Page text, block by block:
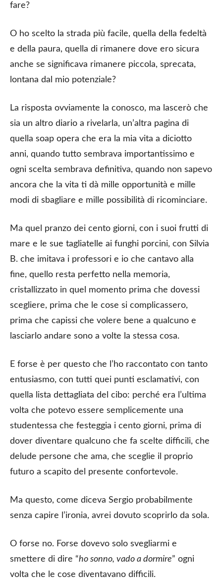
fare?
O ho scelto la strada più facile, quella della fedeltà
e della paura, quella di rimanere dove ero sicura
anche se significava rimanere piccola, sprecata,
lontana dal mio potenziale?
La risposta ovviamente la conosco, ma lascerò che
sia un altro diario a rivelarla, un’altra pagina di
quella soap opera che era la mia vita a diciotto
anni, quando tutto sembrava importantissimo e
ogni scelta sembrava definitiva, quando non sapevo
ancora che la vita ti dà mille opportunità e mille
modi di sbagliare e mille possibilità di ricominciare.
Ma quel pranzo dei cento giorni, con i suoi frutti di
mare e le sue tagliatelle ai funghi porcini, con Silvia
B. che imitava i professori e io che cantavo alla
fine, quello resta perfetto nella memoria,
cristallizzato in quel momento prima che dovessi
scegliere, prima che le cose si complicassero,
prima che capissi che volere bene a qualcuno e
lasciarlo andare sono a volte la stessa cosa.
E forse è per questo che l’ho raccontato con tanto
entusiasmo, con tutti quei punti esclamativi, con
quella lista dettagliata del cibo: perché era l’ultima
volta che potevo essere semplicemente una
studentessa che festeggia i cento giorni, prima di
dover diventare qualcuno che fa scelte difficili, che
delude persone che ama, che sceglie il proprio
futuro a scapito del presente confortevole.
Ma questo, come diceva Sergio probabilmente
senza capire l’ironia, avrei dovuto scoprirlo da sola.
O forse no. Forse dovevo solo svegliarmi e
smettere di dire “ho sonno, vado a dormire” ogni
volta che le cose diventavano difficili.